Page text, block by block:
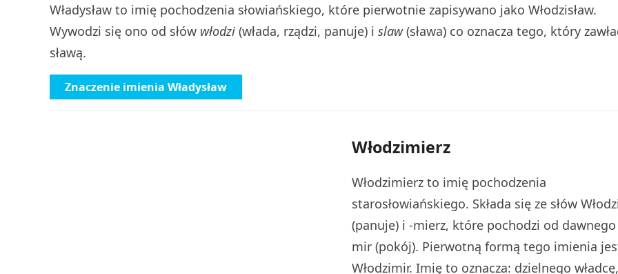
Władysław to imię pochodzenia słowiańskiego, które pierwotnie zapisywano jako Włodzisław.
Wywodzi się ono od słów włodzi (włada, rządzi, panuje) i slaw(sława) co oznacza tego, który
sławą.
Znaczenie imienia Władysław
Włodzimierz
Włodzimierz to imię pochodzenia
starosłowiańskiego. Składa się ze słów
(panuje) i -mierz, które pochodzi od dawnego
mir (pokój). Pierwotną formą tego imienia
Włodzimir. Imię to oznacza: dzielnego władcę,